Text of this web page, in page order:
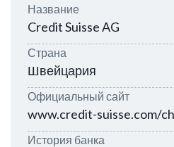
Название
Credit Suisse AG
Страна
Швейцария
Официальный сайт
www.credit-suisse.com/
История банка